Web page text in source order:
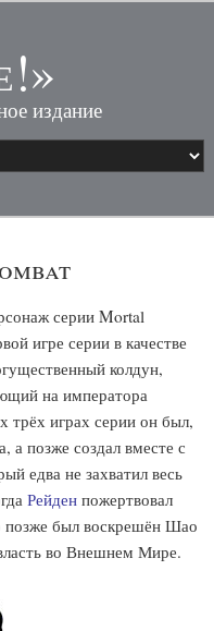
издание
серии Mortal
игре серии в качестве
колдун,
на императора
трёх играх серии он был,
а позже создал вместе с
едва не захватил весь
Рейден пожертвовал
позже был воскрешён Шао
во Внешнем Мире.